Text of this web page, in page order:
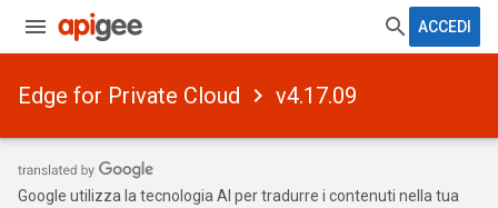
ACCEDI
Edge for Private Cloud v4.17.09
Google utilizza la tecnologia AI per tradurre i contenuti nella tua